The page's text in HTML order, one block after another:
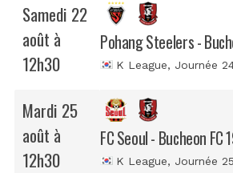
Samedi 22
août à
12h30
Pohang Steelers -
K League, Journée
Mardi 25
août à
12h30
FC Seoul - Bucheon FC
K League, Journée 25